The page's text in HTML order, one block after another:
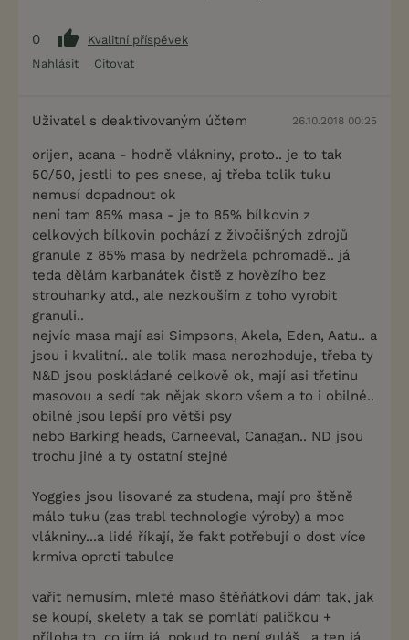
0
Kvalitní příspěvek
Nahlásit
Citovat
Uživatel s deaktivovaným účtem 26.10.2018 00:25
orijen, acana - hodně vlákniny, proto.. je to tak
50/50, jestli to pes snese, aj třeba tolik tuku
nemusí dopadnout ok
není tam 85% masa - je to 85% bílkovin z
celkových bílkovin pochází z živočišných zdrojů
granule z 85% masa by nedržela pohromadě.. já
teda dělám karbanátek čistě z hovězího bez
strouhanky atd., ale nezkouším z toho vyrobit
granuli..
nejvíc masa mají asi Simpsons, Akela, Eden, Aatu.. a
jsou i kvalitní.. ale tolik masa nerozhoduje, třeba ty
N&D jsou poskládané celkově ok, mají asi třetinu
masovou a sedí tak nějak skoro všem a to i obilné..
obilné jsou lepší pro větší psy
nebo Barking heads, Carneeval, Canagan.. ND jsou
trochu jiné a ty ostatní stejné
Yoggies jsou lisované za studena, mají pro štěně
málo tuku (zas trabl technologie výroby) a moc
vlákniny...a lidé říkají, že fakt potřebují o dost více
krmiva oproti tabulce
vařit nemusím, mleté maso štěňátkovi dám tak, jak
se koupí, skelety a tak se pomlátí paličkou +